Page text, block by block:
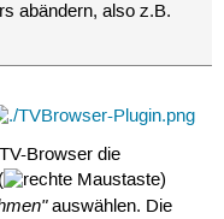
abändern, also z.B.
Browser die
)
auswählen. Die